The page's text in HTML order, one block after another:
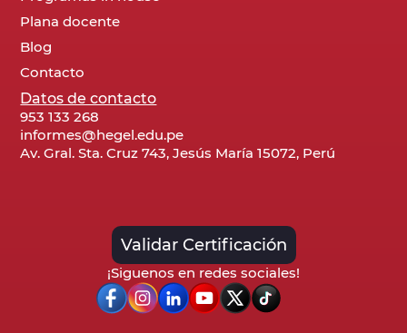
Plana docente
Blog
Contacto
Datos de contacto
953 133 268
informes@hegel.edu.pe
Av. Gral. Sta. Cruz 743, Jesús María 15072, Perú
Validar Certificación
¡Siguenos en redes sociales!